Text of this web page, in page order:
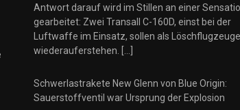
Antwort darauf wird im Stillen an einer
gearbeitet: Zwei Transall C-160D, einst bei der
Luftwaffe im Einsatz, sollen als Löschflugzeuge
wiederauferstehen. [...]
Schwerlastrakete New Glenn von Blue Origin:
Sauerstoffventil war Ursprung der Explosion